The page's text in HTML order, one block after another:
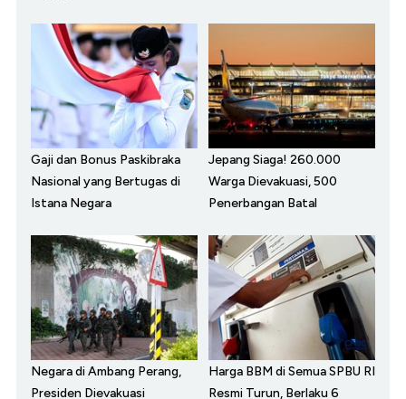
Gaji dan Bonus Paskibraka
Nasional yang Bertugas di
Istana Negara
Jepang Siaga! 260.000
Warga Dievakuasi, 500
Penerbangan Batal
Negara di Ambang Perang,
Presiden Dievakuasi
Harga BBM di Semua SPBU RI
Resmi Turun, Berlaku 6